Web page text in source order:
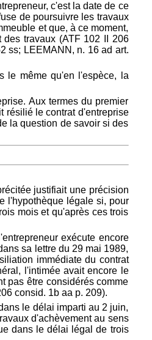
c'est la date de ce
de poursuivre les travaux
et que, à ce moment,
travaux (ATF 102 II 206
ss; LEEMANN, n. 16 ad art.
le même qu'en l'espèce, la
Aux termes du premier
résilié le contrat d'entreprise
la question de savoir si des
justifiait une précision
l'hypothèque légale si, pour
mois et qu'après ces trois
exécute encore
sa lettre du 29 mai 1989,
immédiate du contrat
l'intimée avait encore le
pas être considérés comme
consid. 1b aa p. 209).
le délai imparti au 2 juin,
d'achèvement au sens
dans le délai légal de trois